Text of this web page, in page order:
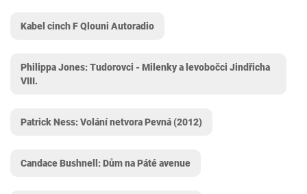
Kabel cinch F Qlouni Autoradio
Philippa Jones: Tudorovci - Milenky a levobočci Jindřicha
VIII.
Patrick Ness: Volání netvora Pevná (2012)
Candace Bushnell: Dům na Páté avenue